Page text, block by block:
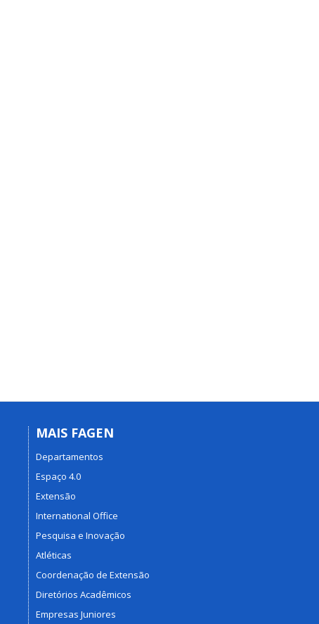
MAIS FAGEN
Departamentos
Espaço 4.0
Extensão
International Office
Pesquisa e Inovação
Atléticas
Coordenação de Extensão
Diretórios Acadêmicos
Empresas Juniores